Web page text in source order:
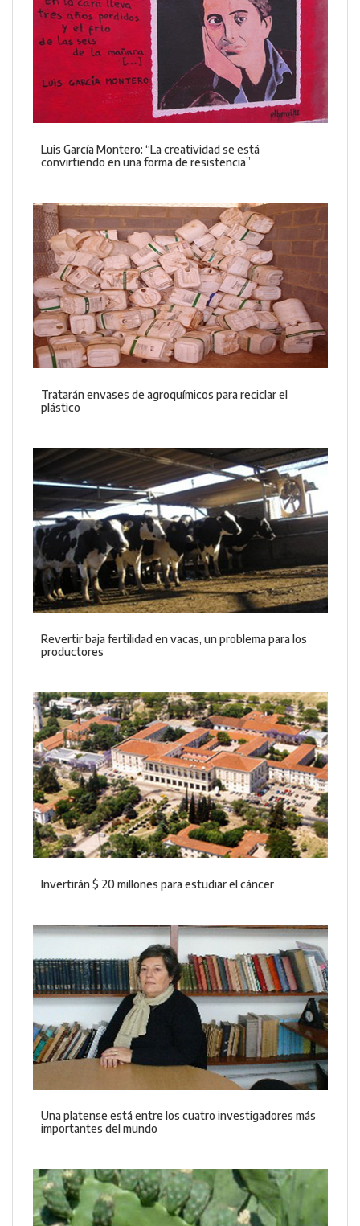
Luis García Montero: “La creatividad se está
convirtiendo en una forma de resistencia”
Tratarán envases de agroquímicos para reciclar el
plástico
Revertir baja fertilidad en vacas, un problema para los
productores
Invertirán $ 20 millones para estudiar el cáncer
Una platense está entre los cuatro investigadores más
importantes del mundo